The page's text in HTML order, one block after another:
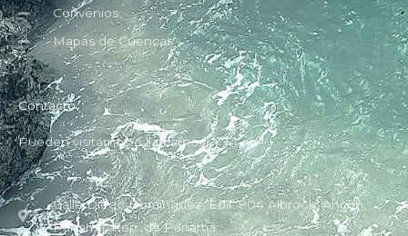
Convenios
Mapas de Cuencas
Contacto
Pueden visitarnos o llamarnos.
Calle Diego Domínguez, Edif. 804 Albrook, Ancón,
Panamá, Rep. de Panamá